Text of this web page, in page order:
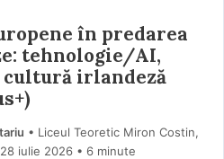
în predarea
tehnologie/AI,
irlandeză
• Liceul Teoretic Miron Costin,
28 iulie 2026 • 6 minute